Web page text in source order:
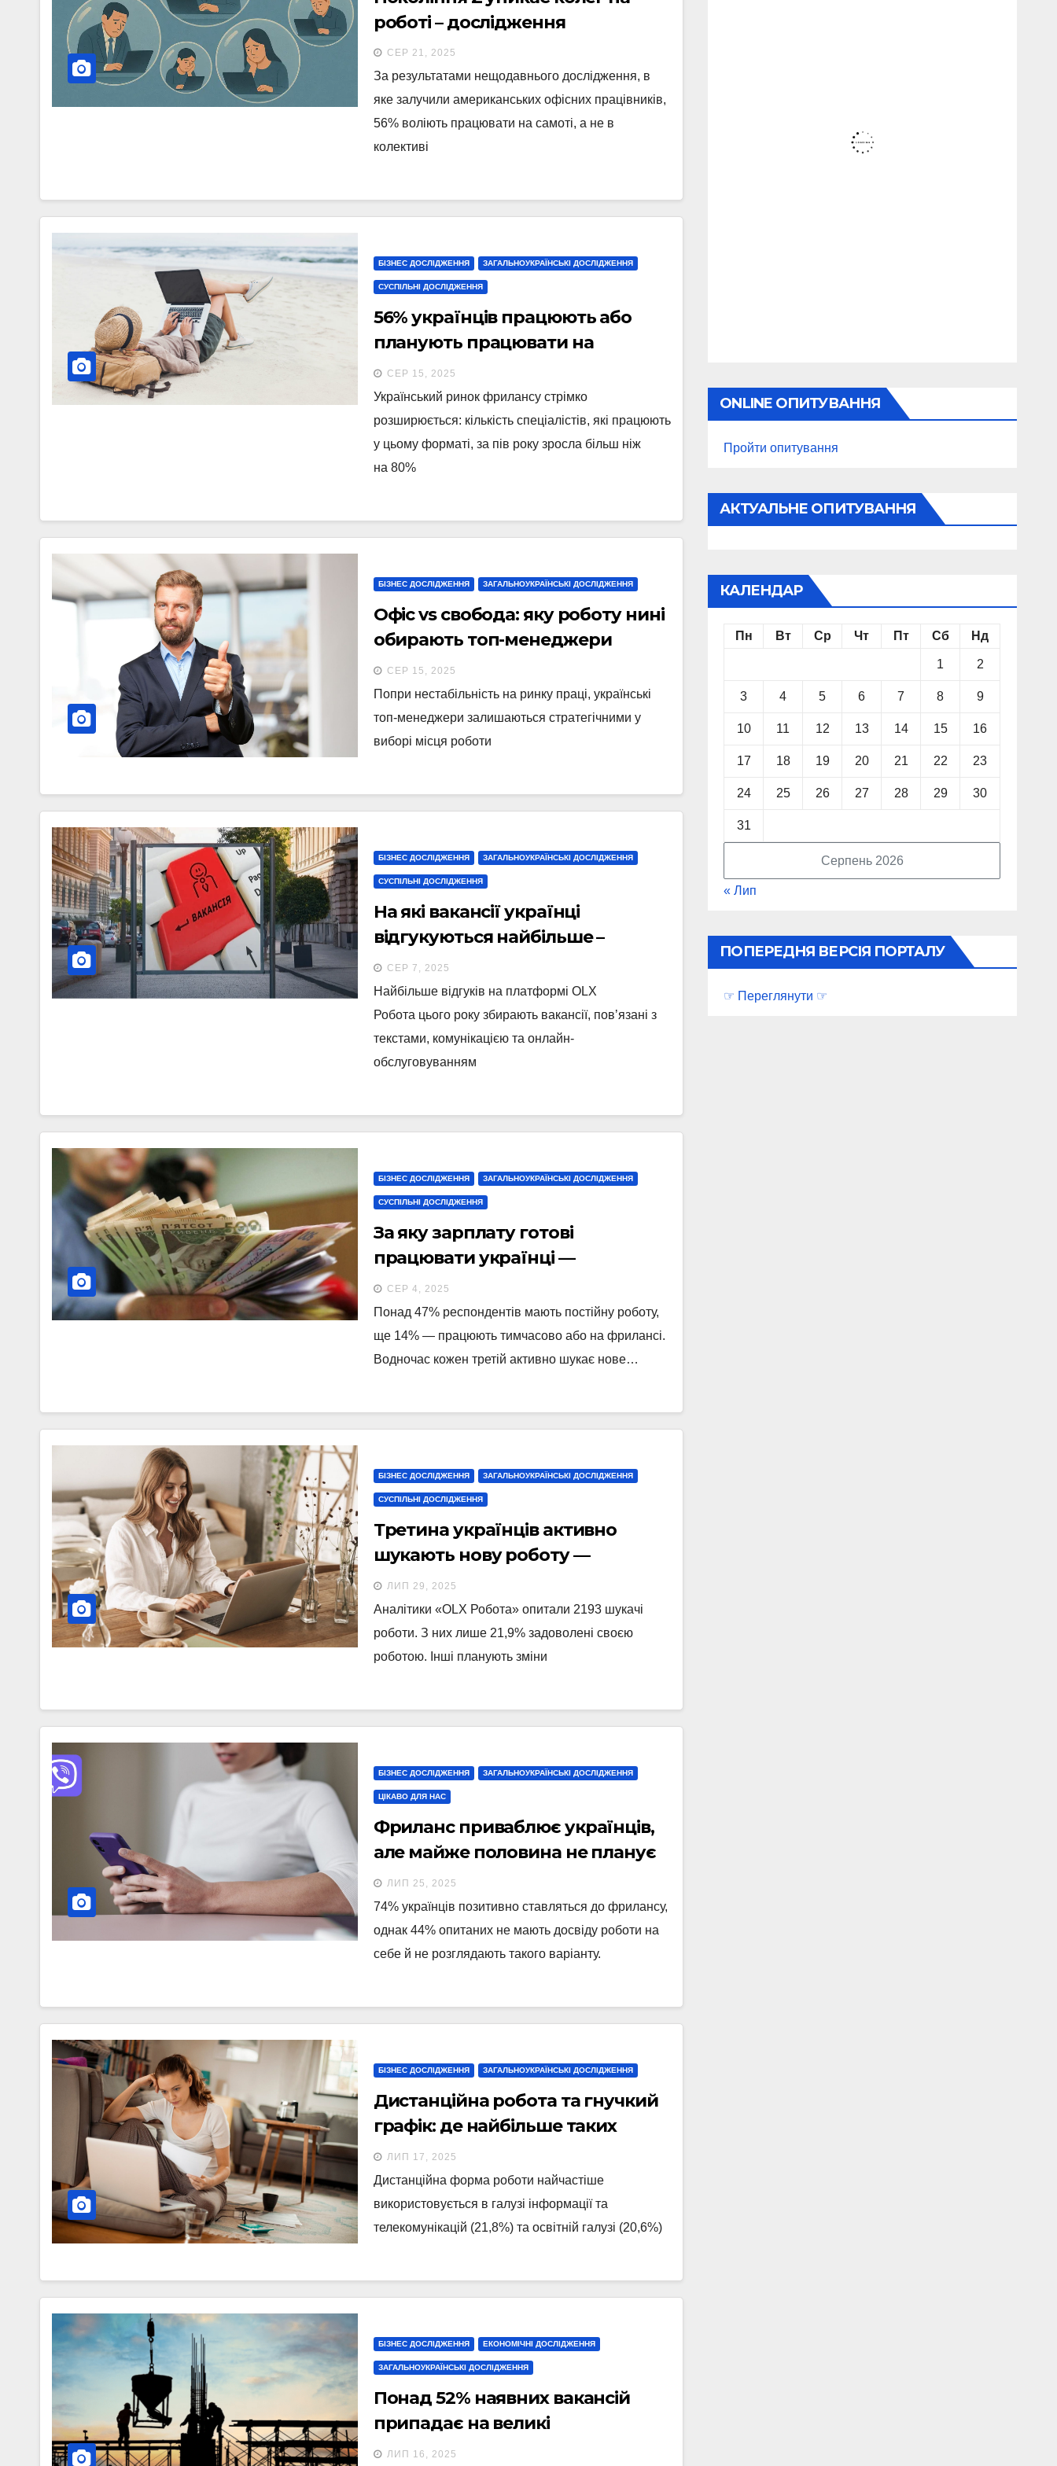
роботі – дослідження
СЕР 21, 2025
За результатами нещодавнього дослідження, в
яке залучили американських офісних працівників,
56% воліють працювати на самоті, а не в
колективі
БІЗНЕС ДОСЛІДЖЕННЯ ЗАГАЛЬНОУКРАЇНСЬКІ ДОСЛІДЖЕННЯ
СУСПІЛЬНІ ДОСЛІДЖЕННЯ
56% українців працюють або
планують працювати на
фрилансі — дослідження
СЕР 15, 2025
Український ринок фрилансу стрімко
розширюється: кількість спеціалістів, які працюють
у цьому форматі, за пів року зросла більш ніж
на 80%
БІЗНЕС ДОСЛІДЖЕННЯ ЗАГАЛЬНОУКРАЇНСЬКІ ДОСЛІДЖЕННЯ
Офіс vs свобода: яку роботу нині
обирають топ-менеджери
(інфографіка)
СЕР 15, 2025
Попри нестабільність на ринку праці, українські
топ-менеджери залишаються стратегічними у
виборі місця роботи
БІЗНЕС ДОСЛІДЖЕННЯ ЗАГАЛЬНОУКРАЇНСЬКІ ДОСЛІДЖЕННЯ
СУСПІЛЬНІ ДОСЛІДЖЕННЯ
На які вакансії українці
відгукуються найбільше –
дослідження
СЕР 7, 2025
Найбільше відгуків на платформі OLX
Робота цього року збирають вакансії, повʼязані з
текстами, комунікацією та онлайн-
обслуговуванням
БІЗНЕС ДОСЛІДЖЕННЯ ЗАГАЛЬНОУКРАЇНСЬКІ ДОСЛІДЖЕННЯ
СУСПІЛЬНІ ДОСЛІДЖЕННЯ
За яку зарплату готові
працювати українці —
результати опитування
СЕР 4, 2025
Понад 47% респондентів мають постійну роботу,
ще 14% — працюють тимчасово або на фрилансі.
Водночас кожен третій активно шукає нове…
БІЗНЕС ДОСЛІДЖЕННЯ ЗАГАЛЬНОУКРАЇНСЬКІ ДОСЛІДЖЕННЯ
СУСПІЛЬНІ ДОСЛІДЖЕННЯ
Третина українців активно
шукають нову роботу —
дослідження
ЛИП 29, 2025
Аналітики «OLX Робота» опитали 2193 шукачі
роботи. З них лише 21,9% задоволені своєю
роботою. Інші планують зміни
БІЗНЕС ДОСЛІДЖЕННЯ ЗАГАЛЬНОУКРАЇНСЬКІ ДОСЛІДЖЕННЯ
ЦІКАВО ДЛЯ НАС
Фриланс приваблює українців,
але майже половина не планує
працювати на себе —
опитування Rakuten Viber
ЛИП 25, 2025
74% українців позитивно ставляться до фрилансу,
однак 44% опитаних не мають досвіду роботи на
себе й не розглядають такого варіанту.
БІЗНЕС ДОСЛІДЖЕННЯ ЗАГАЛЬНОУКРАЇНСЬКІ ДОСЛІДЖЕННЯ
Дистанційна робота та гнучкий
графік: де найбільше таких
вакансій
ЛИП 17, 2025
Дистанційна форма роботи найчастіше
використовується в галузі інформації та
телекомунікацій (21,8%) та освітній галузі (20,6%)
БІЗНЕС ДОСЛІДЖЕННЯ ЕКОНОМІЧНІ ДОСЛІДЖЕННЯ
ЗАГАЛЬНОУКРАЇНСЬКІ ДОСЛІДЖЕННЯ
Понад 52% наявних вакансій
припадає на великі
підприємства — дослідження
ЛИП 16, 2025
ONLINE ОПИТУВАННЯ
Пройти опитування
АКТУАЛЬНЕ ОПИТУВАННЯ
КАЛЕНДАР
Серпень 2026
Пн Вт Ср Чт Пт Сб Нд
1 2
3 4 5 6 7 8 9
10 11 12 13 14 15 16
17 18 19 20 21 22 23
24 25 26 27 28 29 30
31
« Лип
ПОПЕРЕДНЯ ВЕРСІЯ ПОРТАЛУ
☞ Переглянути ☞